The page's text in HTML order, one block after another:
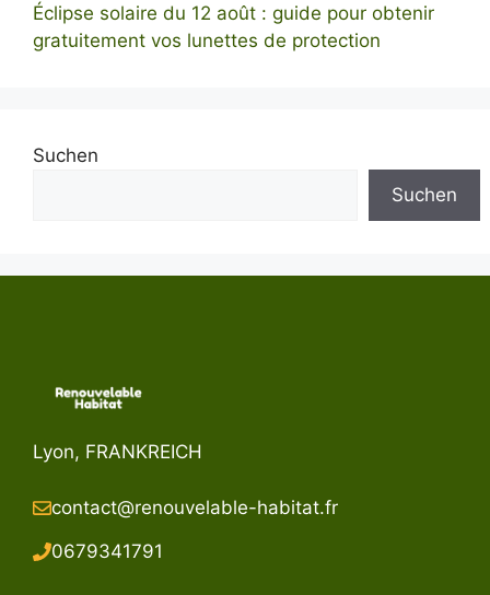
Éclipse solaire du 12 août : guide pour obtenir
gratuitement vos lunettes de protection
Suchen
Suchen
Lyon, FRANKREICH
contact@renouvelable-habitat.fr
0679341791